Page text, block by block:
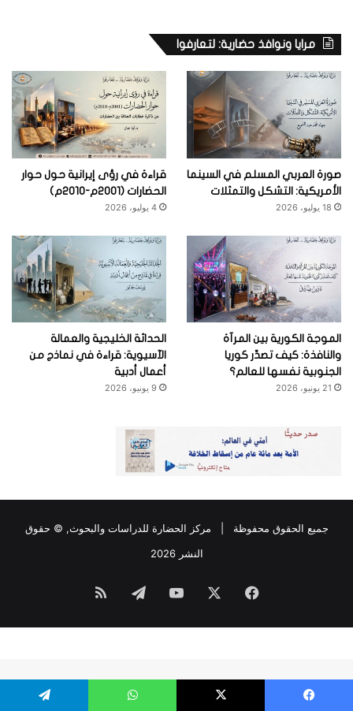
مرايا ونوافذ حضارية: لتعارفوا
صورة العربي المسلم في السينما
الأمريكية: التشكل والتمثلات
18 يوليو، 2026
قراءة في رؤى إيرانية حول حوار
الحضارات (2001م-2010م)
4 يوليو، 2026
الموجة الكورية بين المرآة
والنافذة: كيف تصدِّر كوريا
الجنوبية نفسها للعالم؟
21 يونيو، 2026
الحداثة الخليجية والعمالة
الآسيوية: قراءة في نماذج من
أعمال أدبية
9 يونيو، 2026
جميع الحقوق محفوظة | مركز الحضارة للدراسات والبحوث, © حقوق
النشر 2026
فيسبوك ‫YouTubeتيلقرام
الموقع